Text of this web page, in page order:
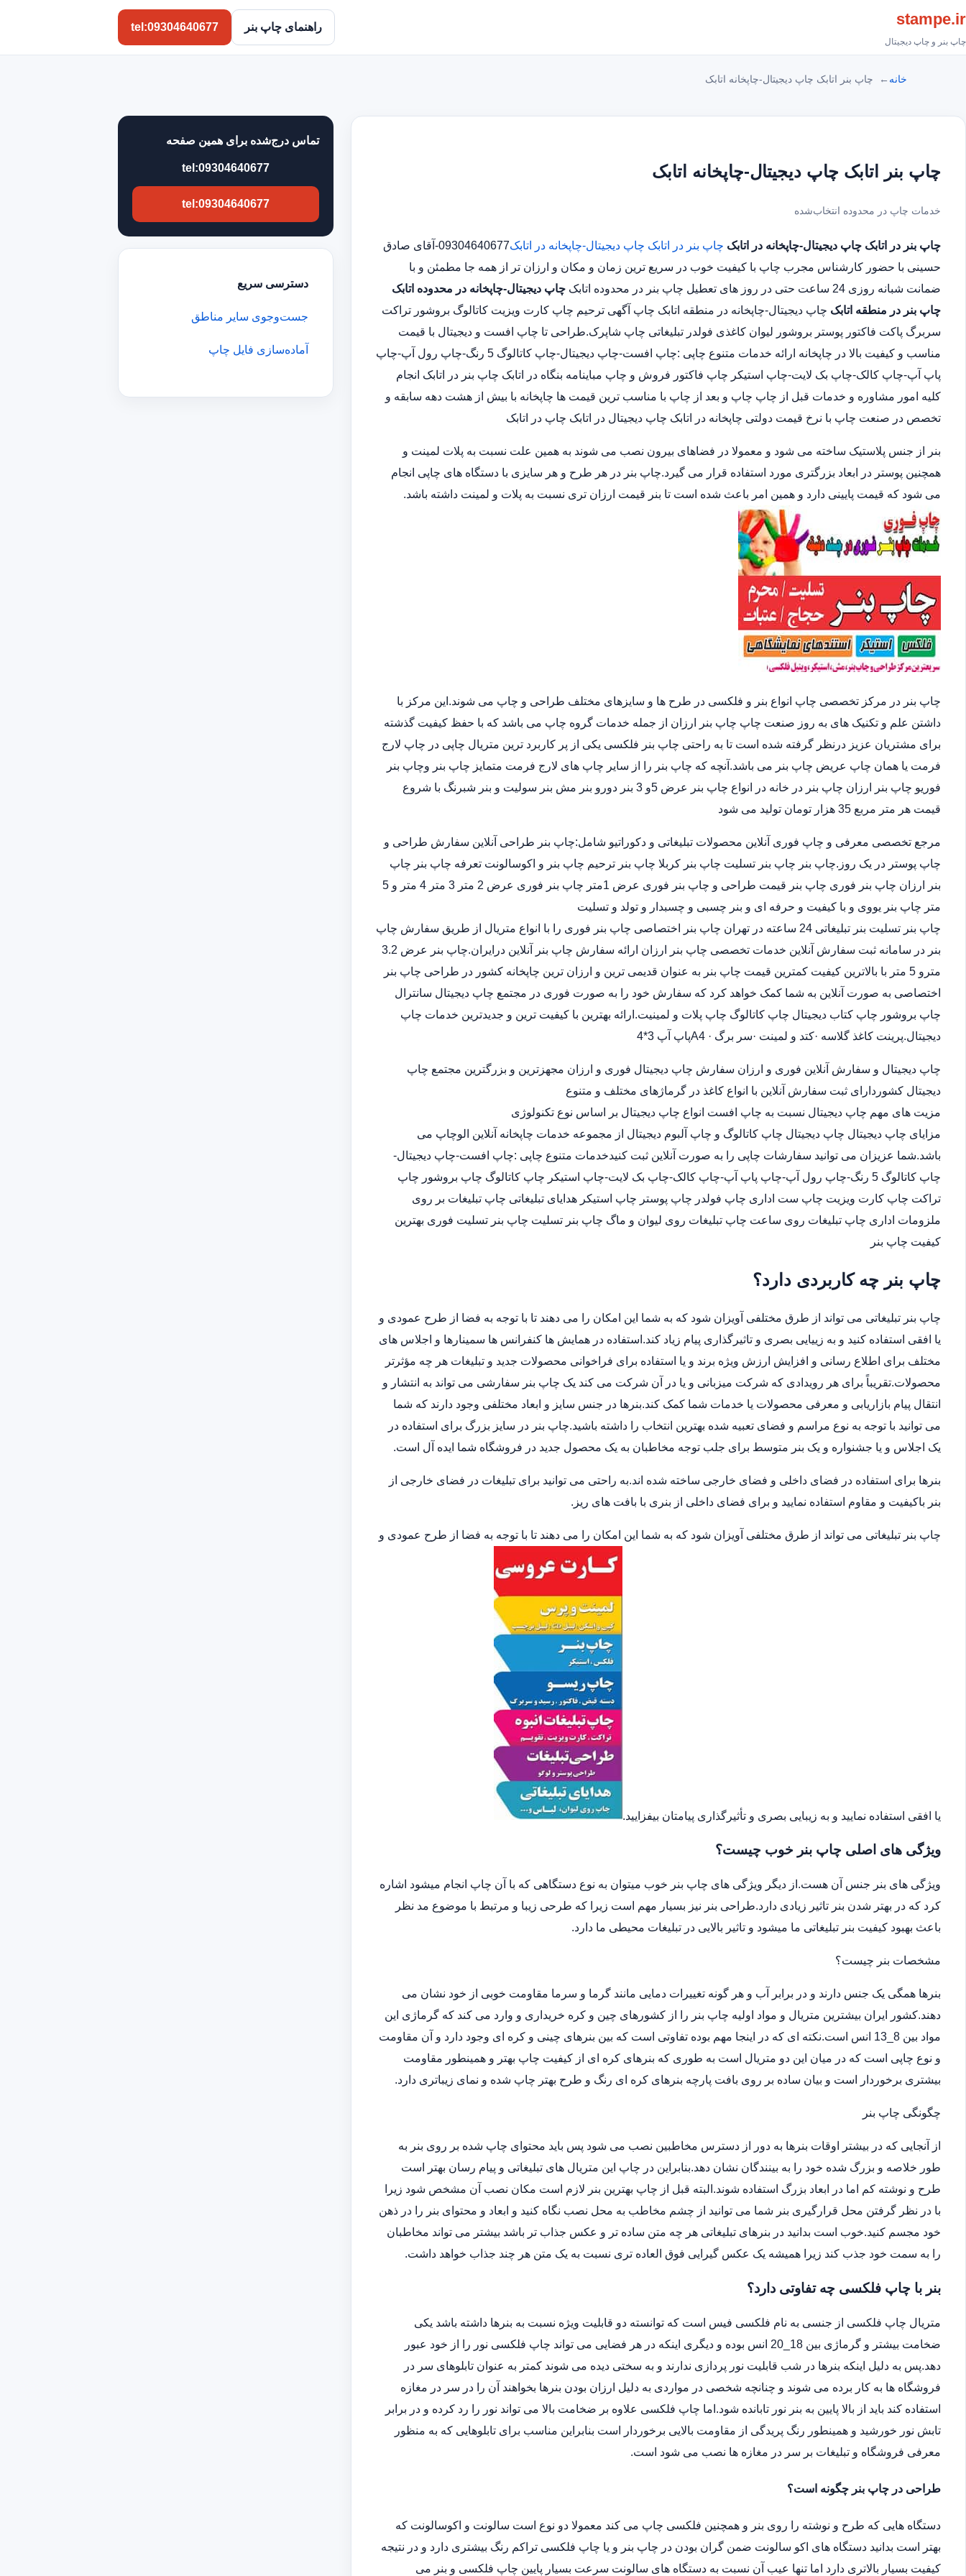
stampe.ir
چاپ بنر و چاپ دیجیتال
راهنمای چاپ بنر tel:09304640677
خانه چاپ بنر اتابک چاپ دیجیتال-چاپخانه اتابک
چاپ بنر اتابک چاپ دیجیتال-چاپخانه اتابک
خدمات چاپ در محدوده انتخاب‌شده
چاپ بنر در اتابک چاپ دیجیتال-چاپخانه در اتابک چاپ بنر در اتابک چاپ دیجیتال-چاپخانه در اتابک
09304640677-آقای صادق
حسینی با حضور کارشناس مجرب چاپ با کیفیت خوب در سریع ترین زمان و مکان و ارزان تر از همه جا مطمئن و با
ضمانت شبانه روزی 24 ساعت حتی در روز های تعطیل چاپ بنر در محدوده اتابک
چاپ دیجیتال-چاپخانه در محدوده اتابک
چاپ بنر در منطقه اتابک چاپ دیجیتال-چاپخانه در منطقه اتابک چاپ آگهی ترحیم چاپ کارت ویزیت کاتالوگ بروشور تراکت
سربرگ پاکت فاکتور پوستر بروشور لیوان کاغذی فولدر تبلیغاتی چاپ شاپرک.طراحی تا چاپ افست و دیجیتال با قیمت
مناسب و کیفیت بالا در چاپخانه ارائه خدمات متنوع چاپی :چاپ افست-چاپ دیجیتال-چاپ کاتالوگ 5 رنگ-چاپ رول آپ-چاپ
پاپ آپ-چاپ کالک-چاپ بک لایت-چاپ استیکر چاپ فاکتور فروش و چاپ مباینامه بنگاه در اتابک چاپ بنر در اتابک انجام
کلیه امور مشاوره و خدمات قبل از چاپ چاپ و بعد از چاپ با مناسب ترین قیمت ها چاپخانه با بیش از هشت دهه سابقه و
تخصص در صنعت چاپ با نرخ قیمت دولتی چاپخانه در اتابک چاپ دیجیتال در اتابک چاپ در اتابک
بنر از جنس پلاستیک ساخته می شود و معمولا در فضاهای بیرون نصب می شوند به همین علت نسبت به پلات لمینت و
همچنین پوستر در ابعاد بزرگتری مورد استفاده قرار می گیرد.چاپ بنر در هر طرح و هر سایزی با دستگاه های چاپی انجام
می شود که قیمت پایینی دارد و همین امر باعث شده است تا بنر قیمت ارزان تری نسبت به پلات و لمینت داشته باشد.
چاپ بنر در مرکز تخصصی چاپ انواع بنر و فلکسی در طرح ها و سایزهای مختلف طراحی و چاپ می شوند.این مرکز با
داشتن علم و تکنیک های به روز صنعت چاپ چاپ بنر ارزان از جمله خدمات گروه چاپ می باشد که با حفظ کیفیت گذشته
برای مشتریان عزیز درنظر گرفته شده است تا به راحتی چاپ بنر فلکسی یکی از پر کاربرد ترین متریال چاپی در چاپ لارج
فرمت یا همان چاپ عریض چاپ بنر می باشد.آنچه که چاپ بنر را از سایر چاپ های لارج فرمت متمایز چاپ بنر وچاپ بنر
فوریو چاپ بنر ارزان چاپ بنر در خانه در انواع چاپ بنر عرض 5و 3 بنر دورو بنر مش بنر سولیت و بنر شبرنگ با شروع
قیمت هر متر مربع 35 هزار تومان تولید می شود
مرجع تخصصی معرفی و چاپ فوری آنلاین محصولات تبلیغاتی و دکوراتیو شامل:چاپ بنر طراحی آنلاین سفارش طراحی و
چاپ پوستر در یک روز.چاپ بنر چاپ بنر تسلیت چاپ بنر کربلا چاپ بنر ترحیم چاپ بنر و اکوسالونت تعرفه چاپ بنر چاپ
بنر ارزان چاپ بنر فوری چاپ بنر قیمت طراحی و چاپ بنر فوری عرض 1متر چاپ بنر فوری عرض 2 متر 3 متر 4 متر و 5
متر چاپ بنر یووی و با کیفیت و حرفه ای و بنر چسبی و چسبدار و تولد و تسلیت
چاپ بنر تسلیت بنر تبلیغاتی 24 ساعته در تهران چاپ بنر اختصاصی چاپ بنر فوری را با انواع متریال از طریق سفارش چاپ
بنر در سامانه ثبت سفارش آنلاین خدمات تخصصی چاپ بنر ارزان ارائه سفارش چاپ بنر آنلاین درایران.چاپ بنر عرض 3.2
مترو 5 متر با بالاترین کیفیت کمترین قیمت چاپ بنر به عنوان قدیمی ترین و ارزان ترین چاپخانه کشور در طراحی چاپ بنر
اختصاصی به صورت آنلاین به شما کمک خواهد کرد که سفارش خود را به صورت فوری در مجتمع چاپ دیجیتال سانترال
چاپ بروشور چاپ کتاب دیجیتال چاپ کاتالوگ چاپ پلات و لمینیت.ارائه بهترین با کیفیت ترین و جدیدترین خدمات چاپ
دیجیتال.پرینت کاغذ گلاسه ·‎کتد و لمینت ·‎سر برگ A4 ·‎پاپ آپ 3*4
چاپ دیجیتال و سفارش آنلاین فوری و ارزان سفارش چاپ دیجیتال فوری و ارزان مجهزترین و بزرگترین مجتمع چاپ
دیجیتال کشوردارای ثبت سفارش آنلاین با انواع کاغذ در گرماژهای مختلف و متنوع
مزیت های مهم چاپ دیجیتال نسبت به چاپ افست انواع چاپ دیجیتال بر اساس نوع تکنولوژی
مزایای چاپ دیجیتال چاپ دیجیتال چاپ کاتالوگ و چاپ آلبوم دیجیتال از مجموعه خدمات چاپخانه آنلاین الوچاپ می
باشد.شما عزیزان می توانید سفارشات چاپی را به صورت آنلاین ثبت کنیدخدمات متنوع چاپی :چاپ افست-چاپ دیجیتال-
چاپ کاتالوگ 5 رنگ-چاپ رول آپ-چاپ پاپ آپ-چاپ کالک-چاپ بک لایت-چاپ استیکر چاپ کاتالوگ چاپ بروشور چاپ
تراکت چاپ کارت ویزیت چاپ ست اداری چاپ فولدر چاپ پوستر چاپ استیکر هدایای تبلیغاتی چاپ تبلیغات بر روی
ملزومات اداری چاپ تبلیغات روی ساعت چاپ تبلیغات روی لیوان و ماگ چاپ بنر تسلیت چاپ بنر تسلیت فوری بهترین
کیفیت چاپ بنر
چاپ بنر چه کاربردی دارد؟
چاپ بنر تبلیغاتی می تواند از طرق مختلفی آویزان شود که به شما این امکان را می دهند تا با توجه به فضا از طرح عمودی و
یا افقی استفاده کنید و به زییایی بصری و تاثیرگذاری پیام زیاد کند.استفاده در همایش ها کنفرانس ها سمینارها و اجلاس های
مختلف برای اطلاع رسانی و افزایش ارزش ویژه برند و یا استفاده برای فراخوانی محصولات جدید و تبلیغات هر چه مؤثرتر
محصولات.تقریباً برای هر رویدادی که شرکت میزبانی و یا در آن شرکت می کند یک چاپ بنر سفارشی می تواند به انتشار و
انتقال پیام بازاریابی و معرفی محصولات یا خدمات شما کمک کند.بنرها در جنس سایز و ابعاد مختلفی وجود دارند که شما
می توانید با توجه به نوع مراسم و فضای تعبیه شده بهترین انتخاب را داشته باشید.چاپ بنر در سایز بزرگ برای استفاده در
یک اجلاس و یا جشنواره و یک بنر متوسط برای جلب توجه مخاطبان به یک محصول جدید در فروشگاه شما ایده آل است.
بنرها برای استفاده در فضای داخلی و فضای خارجی ساخته شده اند.به راحتی می توانید برای تبلیغات در فضای خارجی از
بنر باکیفیت و مقاوم استفاده نمایید و برای فضای داخلی از بنری با بافت های ریز.
چاپ بنر تبلیغاتی می تواند از طرق مختلفی آویزان شود که به شما این امکان را می دهند تا با توجه به فضا از طرح عمودی و
یا افقی استفاده نمایید و به زیبایی بصری و تأثیرگذاری پیامتان بیفزایید.
ویژگی های اصلی چاپ بنر خوب چیست؟
ویژگی های بنر جنس آن هست.از دیگر ویژگی های چاپ بنر خوب میتوان به نوع دستگاهی که با آن چاپ انجام میشود اشاره
کرد که در بهتر شدن بنر تاثیر زیادی دارد.طراحی بنر نیز بسیار مهم است زیرا که طرحی زیبا و مرتبط با موضوع مد نظر
باعث بهبود کیفیت بنر تبلیغاتی ما میشود و تاثیر بالایی در تبلیغات محیطی ما دارد.
مشخصات بنر چیست؟
بنرها همگی یک جنس دارند و در برابر آب و هر گونه تغییرات دمایی مانند گرما و سرما مقاومت خوبی از خود نشان می
دهند.کشور ایران بیشترین متریال و مواد اولیه چاپ بنر را از کشورهای چین و کره خریداری و وارد می کند که گرماژی این
مواد بین 8_13 انس است.نکته ای که در اینجا مهم بوده تفاوتی است که بین بنرهای چینی و کره ای وجود دارد و آن مقاومت
و نوع چاپی است که در میان این دو متریال است به طوری که بنرهای کره ای از کیفیت چاپ بهتر و همینطور مقاومت
بیشتری برخوردار است و بیان ساده بر روی بافت پارچه بنرهای کره ای رنگ و طرح بهتر چاپ شده و نمای زیباتری دارد.
چگونگی چاپ بنر
از آنجایی که در بیشتر اوقات بنرها به دور از دسترس مخاطبین نصب می شود پس باید محتوای چاپ شده بر روی بنر به
طور خلاصه و بزرگ شده خود را به بینندگان نشان دهد.بنابراین در چاپ این متریال های تبلیغاتی و پیام رسان بهتر است
طرح و نوشته کم اما در ابعاد بزرگ استفاده شوند.البته قبل از چاپ بهترین بنر لازم است مکان نصب آن مشخص شود زیرا
با در نظر گرفتن محل قرارگیری بنر شما می توانید از چشم مخاطب به محل نصب نگاه کنید و ابعاد و محتوای بنر را در ذهن
خود مجسم کنید.خوب است بدانید در بنرهای تبلیغاتی هر چه متن ساده تر و عکس جذاب تر باشد بیشتر می تواند مخاطبان
را به سمت خود جذب کند زیرا همیشه یک عکس گیرایی فوق العاده تری نسبت به یک متن هر چند جذاب خواهد داشت.
بنر با چاپ فلکسی چه تفاوتی دارد؟
متریال چاپ فلکسی از جنسی به نام فلکسی فیس است که توانسته دو قابلیت ویژه نسبت به بنرها داشته باشد یکی
ضخامت بیشتر و گرماژی بین 18_20 انس بوده و دیگری اینکه در هر فضایی می تواند چاپ فلکسی نور را از خود عبور
دهد.پس به دلیل اینکه بنرها در شب قابلیت نور پردازی ندارند و به سختی دیده می شوند کمتر به عنوان تابلوهای سر در
فروشگاه ها به کار برده می شوند و چنانچه شخصی در مواردی به دلیل ارزان بودن بنرها بخواهند آن را در سر در مغازه
استفاده کند باید از بالا پایین به بنر نور تابانده شود.اما چاپ فلکسی علاوه بر ضخامت بالا می تواند نور را رد کرده و در برابر
تابش نور خورشید و همینطور رنگ پریدگی از مقاومت بالایی برخوردار است بنابراین مناسب برای تابلوهایی که به منظور
معرفی فروشگاه و تبلیغات بر سر در مغازه ها نصب می شود است.
طراحی در چاپ بنر چگونه است؟
دستگاه هایی که طرح و نوشته را روی بنر و همچنین فلکسی چاپ می کند معمولا دو نوع است سالونت و اکوسالونت که
بهتر است بدانید دستگاه های اکو سالونت ضمن گران بودن در چاپ بنر و یا چاپ فلکسی تراکم رنگ بیشتری دارد و در نتیجه
کیفیت بسیار بالاتری دارد اما تنها عیب آن نسبت به دستگاه های سالونت سرعت بسیار پایین چاپ فلکسی و بنر می
تماس درج‌شده برای همین صفحه
tel:09304640677
tel:09304640677
دسترسی سریع
جست‌وجوی سایر مناطق
آماده‌سازی فایل چاپ